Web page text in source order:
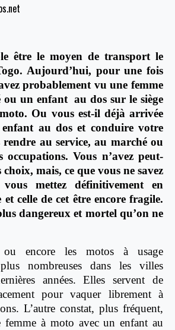
être le moyen de transport le
Aujourd’hui, pour une fois
probablement vu une femme
un enfant au dos sur le siège
Ou vous est-il déjà arrivée
au dos et conduire votre
au service, au marché ou
occupations. Vous n’avez peut-
choix, mais, ce que vous ne savez
mettez définitivement en
celle de cet être encore fragile.
dangereux et mortel qu’on ne
ou encore les motos à usage
nombreuses dans les villes
années. Elles servent de
pour vaquer librement à
L’autre constat, plus fréquent,
femme à moto avec un enfant au